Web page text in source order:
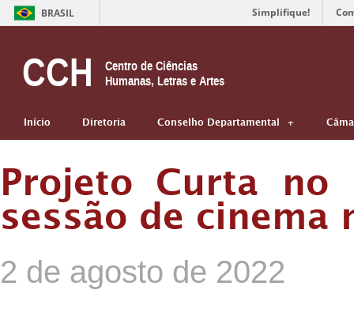
BRASIL Simplifique!
CCH
Centro de Ciências
Humanas, Letras e Artes
Início Diretoria Conselho Departamental
Projeto Curta no
sessão de
2 de agosto de 2022